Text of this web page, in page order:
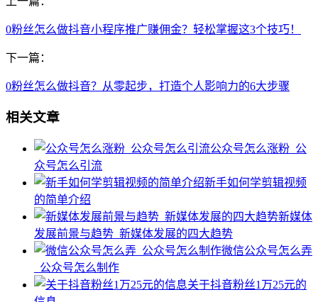
0粉丝怎么做抖音小程序推广赚佣金？轻松掌握这3个技巧！
下一篇：
0粉丝怎么做抖音？从零起步，打造个人影响力的6大步骤
相关文章
公众号怎么涨粉_公
众号怎么引流
新手如何学剪辑视频
的简单介绍
新媒体
发展前景与趋势_新媒体发展的四大趋势
微信公众号怎么弄
_公众号怎么制作
关于抖音粉丝1万25元的